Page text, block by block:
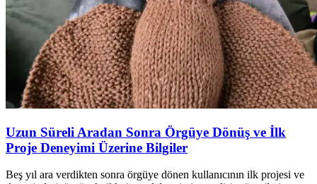
Uzun Süreli Aradan Sonra Örgüye Dönüş ve İlk
Proje Deneyimi Üzerine Bilgiler
Beş yıl ara verdikten sonra örgüye dönen kullanıcının ilk projesi ve